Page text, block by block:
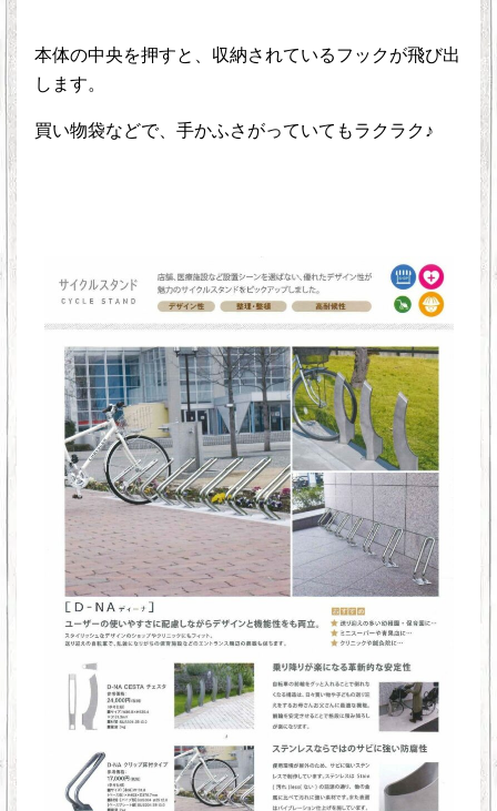
本体の中央を押すと、収納されているフックが飛び出
します。
買い物袋などで、手かふさがっていてもラクラク♪